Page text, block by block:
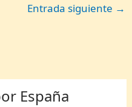
Entrada siguiente →
España